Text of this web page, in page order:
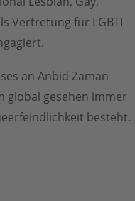
Vertretung für LGBTI
an Anbid Zaman
global gesehen immer
besteht.